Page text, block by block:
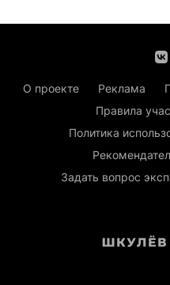
О проекте Реклама
Правила
Политика
Задать вопрос